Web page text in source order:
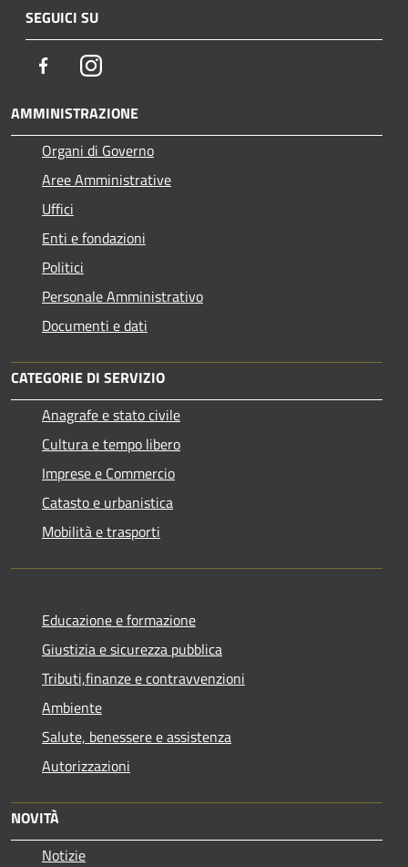
SEGUICI SU
FacebookInstagram
AMMINISTRAZIONE
Organi di Governo
Aree Amministrative
Uffici
Enti e fondazioni
Politici
Personale Amministrativo
Documenti e dati
CATEGORIE DI SERVIZIO
Anagrafe e stato civile
Cultura e tempo libero
Imprese e Commercio
Catasto e urbanistica
Mobilità e trasporti
Educazione e formazione
Giustizia e sicurezza pubblica
Tributi,finanze e contravvenzioni
Ambiente
Salute, benessere e assistenza
Autorizzazioni
NOVITÀ
Notizie